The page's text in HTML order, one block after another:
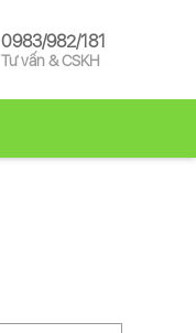
0983/982/181
Tư vấn & CSKH